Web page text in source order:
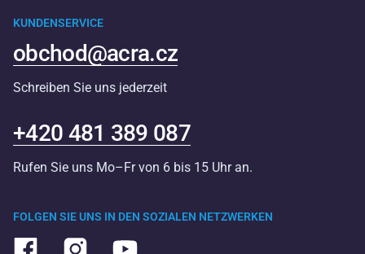
FOLGEN SIE UNS IN DEN SOZIALEN NETZWERKEN
KUNDENSERVICE
obchod@acra.cz
Schreiben Sie uns jederzeit
+420 481 389 087
Rufen Sie uns Mo–Fr von 6 bis 15 Uhr an.